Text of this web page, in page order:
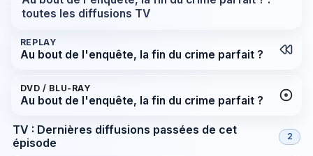
toutes les diffusions TV
REPLAY
Au bout de l'enquête, la fin du crime parfait ?
DVD / BLU-RAY
Au bout de l'enquête, la fin du crime parfait ?
TV : Dernières diffusions passées de cet
épisode
2